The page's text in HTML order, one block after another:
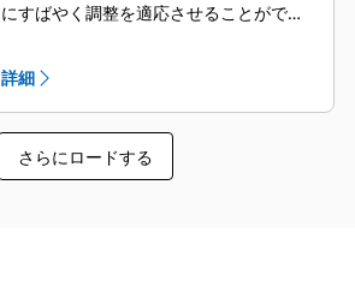
にすばやく調整を適応させることができ
詳細
さらにロードする